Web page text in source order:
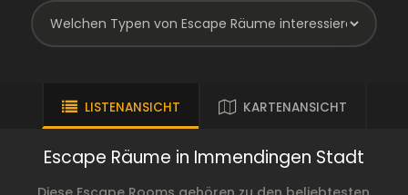
LISTENANSICHT KARTENANSICHT
Escape Räume in Immendingen Stadt